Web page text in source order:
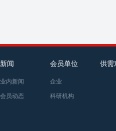
新闻
业内新闻
会员动态
会员单位
企业
科研机构
供需